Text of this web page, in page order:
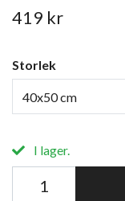
419 kr
Storlek
40x50 cm
I lager.